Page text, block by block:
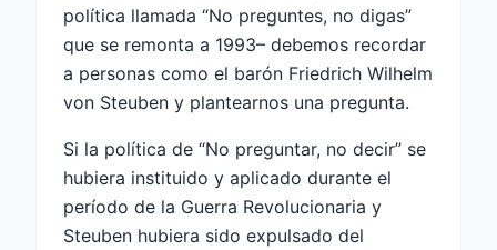
política llamada “No preguntes, no digas”
que se remonta a 1993– debemos recordar
a personas como el barón Friedrich Wilhelm
von Steuben y plantearnos una pregunta.
Si la política de “No preguntar, no decir” se
hubiera instituido y aplicado durante el
período de la Guerra Revolucionaria y
Steuben hubiera sido expulsado del